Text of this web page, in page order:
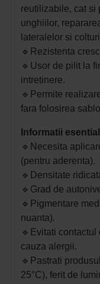
reutilizabile, cat si
unghiilor,
lateralelor si
🔹 Rezistenta
🔹 Usor de pilit la
intretinere.
🔹 Permite
fara folosirea
Informatii
🔹 Necesita
(pentru aderenta).
🔹 Densitate
🔹 Grad de
🔹 Pigmentare
nuanta).
🔹 Evitati
cauza alergii.
🔹 Pastrati
25°C), ferit de